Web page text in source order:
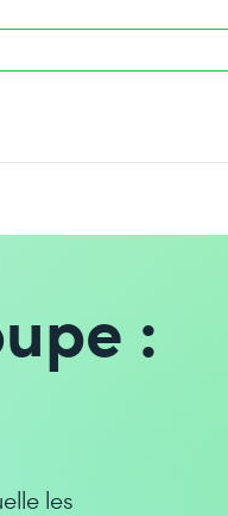
:
les